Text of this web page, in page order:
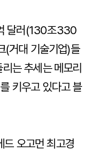
달러(130조330
(거대 기술기업)들
는 추세는 메모리
키우고 있다고 블
드 오고먼 최고경